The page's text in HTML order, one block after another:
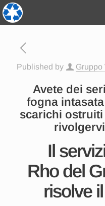
Published by Gruppo
Avete dei
fogna
scarichi
Il
Rho del
risolve